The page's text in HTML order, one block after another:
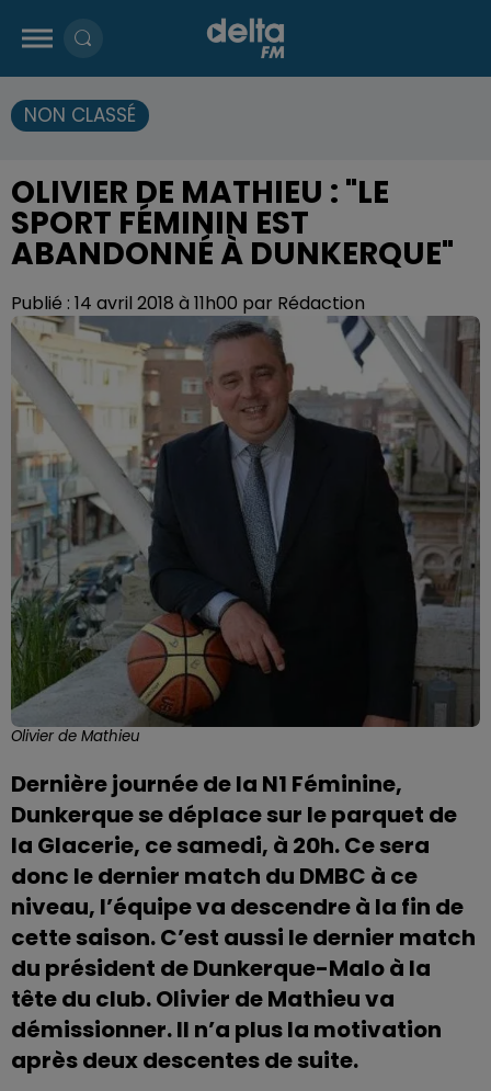
NON CLASSÉ
OLIVIER DE MATHIEU : "LE
SPORT FÉMININ EST
ABANDONNÉ À DUNKERQUE"
Publié : 14 avril 2018 à 11h00 par Rédaction
Olivier de Mathieu
Dernière journée de la N1 Féminine,
Dunkerque se déplace sur le parquet de
la Glacerie, ce samedi, à 20h. Ce sera
donc le dernier match du DMBC à ce
niveau, l’équipe va descendre à la fin de
cette saison. C’est aussi le dernier match
du président de Dunkerque-Malo à la
tête du club. Olivier de Mathieu va
démissionner. Il n’a plus la motivation
après deux descentes de suite.